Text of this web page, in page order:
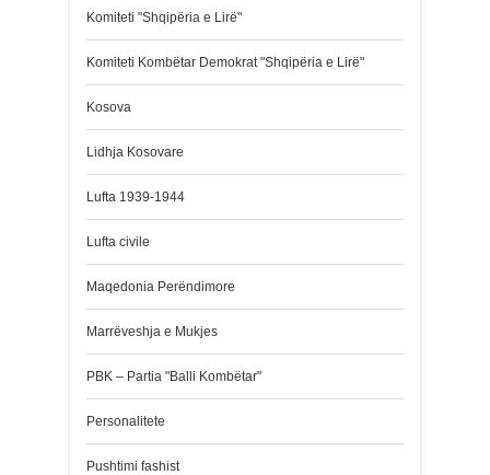
Komiteti "Shqipëria e Lirë"
Komiteti Kombëtar Demokrat "Shqipëria e Lirë"
Kosova
Lidhja Kosovare
Lufta 1939-1944
Lufta civile
Maqedonia Perëndimore
Marrëveshja e Mukjes
PBK – Partia "Balli Kombëtar"
Personalitete
Pushtimi fashist